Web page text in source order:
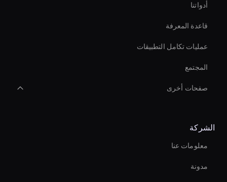
أدواتنا
قاعدة المعرفة
عمليات تكامل التطبيقات
المجتمع
صفحات أخرى
Virtual Spokesperson For Branding
Interactive Product Demo Ai
نسبة أبعاد الفيديو بالذكاء الاصطناعي
الشركة
معلومات عنا
مدونة